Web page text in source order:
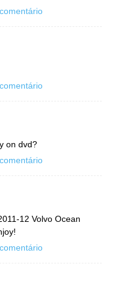
on dvd?
12 Volvo Ocean